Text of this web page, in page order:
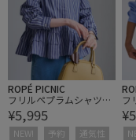
ROPÉ PICNIC
フリルペプラムシャツブ
ラウス/UVケア・イージ
ーケア・リンクコーデ
¥5,995
NEW! 予約
通気性
フ
ラ
ー